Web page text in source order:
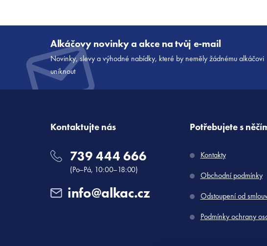
Alkáčovy novinky a akce na tvůj e-mail
Novinky, slevy a výhodné nabídky, které by neměly žádnému alkáčovi
uniknout
Kontaktujte nás
739 444 666
(Po–Pá, 10:00–18:00)
info@alkac.cz
Potřebujete s
Kontakty
Obchodní podmínky
Odstoupení od
Podmínky ochrany